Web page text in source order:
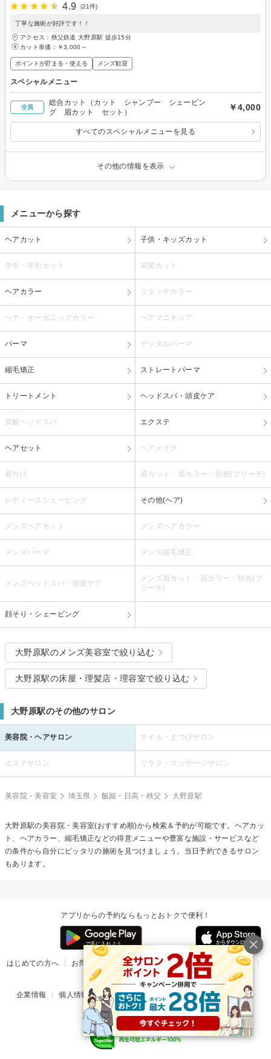
4.9
(21件)
丁寧な施術が好評です！！
アクセス：秩父鉄道 大野原駅 徒歩15分
カット単価： ￥3,000～
ポイントが貯まる・使える メンズ歓迎
スペシャルメニュー
全員
総合カット（カット シャンプー シェービン
グ 眉カット セット）
￥4,000
すべてのスペシャルメニューを見る
その他の情報を表示
メニューから探す
ヘアカット 子供・キッズカット
学生・学割カット 前髪カット
ヘアカラー リタッチカラー
ヘナ・オーガニックカラー ヘアマニキュア
パーマ デジタルパーマ
縮毛矯正 ストレートパーマ
トリートメント ヘッドスパ・頭皮ケア
炭酸ヘッドスパ エクステ
ヘアセット ヘアメイク
着付け 眉カット・眉カラー・脱色(ブリーチ)
レディースシェービング その他(ヘア)
メンズヘアカット メンズヘアカラー
メンズパーマ メンズ縮毛矯正
メンズヘッドスパ・頭皮ケア
メンズ眉カット・眉カラー・脱色(ブ
リーチ)
顔そり・シェービング
大野原駅のメンズ美容室で絞り込む
大野原駅の床屋・理髪店・理容室で絞り込む
大野原駅のその他のサロン
美容院・ヘアサロン ネイル・まつげサロン
エステサロン リラク・マッサージサロン
美容院・美容室 埼玉県 飯能・日高・秩父 大野原駅
大野原駅の美容院・美容室(おすすめ順)から検索＆予約が可能です。ヘアカッ
ト、ヘアカラー、縮毛矯正などの得意メニューや豊富な施設・サービスなど
の条件から自分にピッタリの施術を見つけましょう。当日予約できるサロン
もあります。
アプリからの予約ならもっとおトクで便利！
はじめての方へ お問い合わせ ヘルプ リリース情報
利用規約
掲載ご希望のサロン様
企業情報 個人情報保護方針 楽天のサービス一覧 アプリ一覧
© Rakuten Group, Inc.